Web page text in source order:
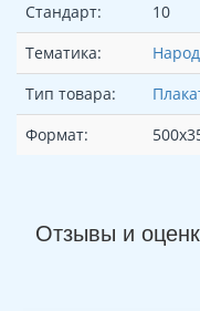
Стандарт:
10
Тематика:
Тип товара:
Формат:
Отзывы и